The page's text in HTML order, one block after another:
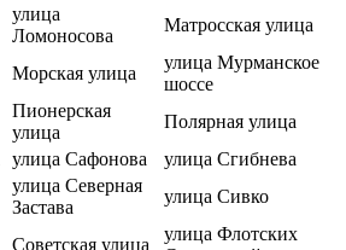
улица
Ломоносова
Матросская улица
Морская улица
улица Мурманское
шоссе
Пионерская
улица
Полярная улица
улица Сафонова
улица Сгибнева
улица Северная
Застава
улица Сивко
Советская улица
улица Флотских